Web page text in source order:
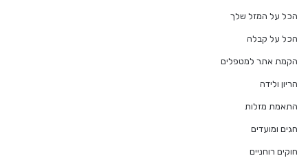
הכל על המזל שלך
הכל על קבלה
הקמת אתר למטפלים
הריון ולידה
התאמת מזלות
חגים ומועדים
חוקים רוחניים